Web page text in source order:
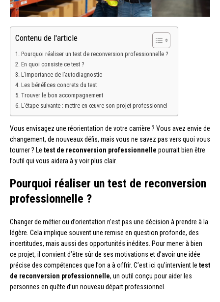
Contenu de l'article
Pourquoi réaliser un test de reconversion professionnelle ?
En quoi consiste ce test ?
L’importance de l’autodiagnostic
Les bénéfices concrets du test
Trouver le bon accompagnement
L’étape suivante : mettre en œuvre son projet professionnel
Vous envisagez une réorientation de votre carrière ? Vous avez envie de
changement, de nouveaux défis, mais vous ne savez pas vers quoi vous
tourner ? Le test de reconversion professionnelle pourrait bien être
l’outil qui vous aidera à y voir plus clair.
Pourquoi réaliser un test de reconversion
professionnelle ?
Changer de métier ou d’orientation n’est pas une décision à prendre à la
légère. Cela implique souvent une remise en question profonde, des
incertitudes, mais aussi des opportunités inédites. Pour mener à bien
ce projet, il convient d’être sûr de ses motivations et d’avoir une idée
précise des compétences que l’on a à offrir. C’est ici qu’intervient le test
de reconversion professionnelle, un outil conçu pour aider les
personnes en quête d’un nouveau départ professionnel.